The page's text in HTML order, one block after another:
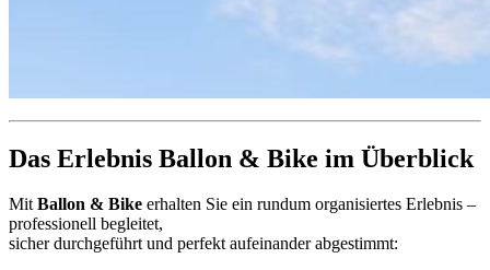
Das Erlebnis Ballon & Bike im Überblick
MitBallon & Bike erhalten Sie ein rundum organisiertes Erlebnis –
professionell begleitet,
sicher durchgeführt und perfekt aufeinander abgestimmt: